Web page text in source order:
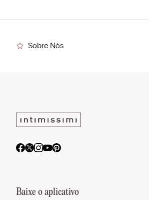
Sobre Nós
Baixe o aplicativo